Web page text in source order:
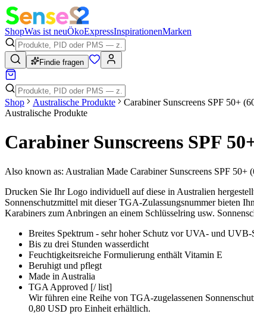
ShopWas ist neuÖkoExpressInspirationenMarken
Findie fragen
Shop Australische Produkte
Carabiner Sunscreens SPF 50+
Australische Produkte
Carabiner Sunscreens SPF
Also known as: Australian Made Carabiner Sunscreens SPF 50+
Drucken Sie Ihr Logo individuell auf diese in Australien
Sonnenschutzmittel mit dieser TGA-Zulassungsnummer bieten
Karabiners zum Anbringen an einem Schlüsselring usw.
Breites Spektrum - sehr hoher Schutz vor UVA- und UVB-
Bis zu drei Stunden wasserdicht
Feuchtigkeitsreiche Formulierung enthält Vitamin E
Beruhigt und pflegt
Made in Australia
TGA Approved [/ list]
Wir führen eine Reihe von TGA-zugelassenen
0,80 USD pro Einheit erhältlich.